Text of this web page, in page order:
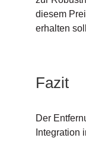
diesem
erhalten
Fazit
Der
Integration